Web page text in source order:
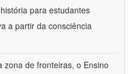
para estudantes
a partir da consciência
zona de fronteiras, o Ensino